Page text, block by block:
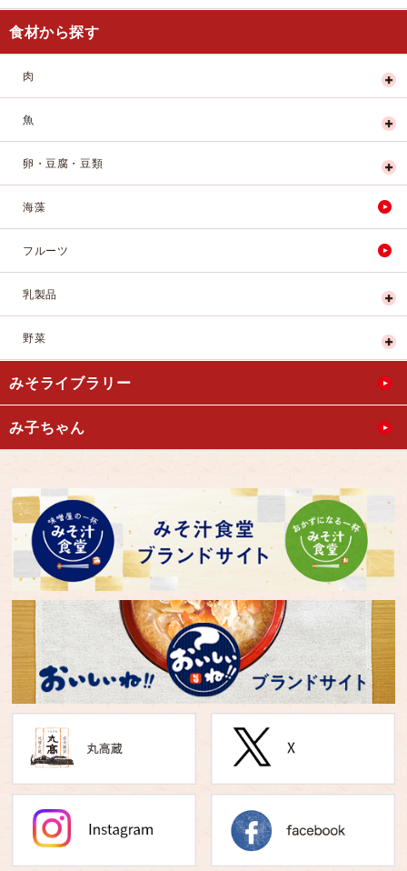
食材から探す
肉
魚
卵・豆腐・豆類
海藻
フルーツ
乳製品
野菜
みそライブラリー
み子ちゃん